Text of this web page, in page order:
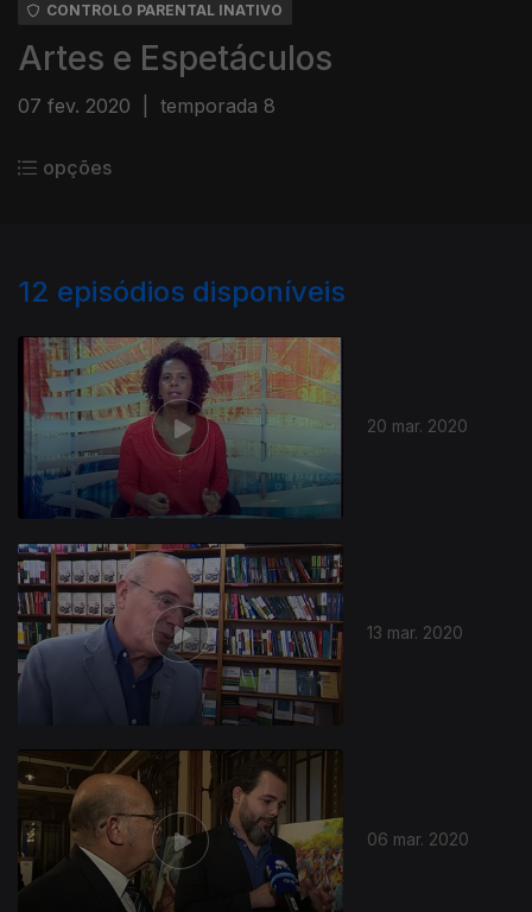
CONTROLO PARENTAL INATIVO
Artes e Espetáculos
07 fev. 2020 temporada 8
opções
12 episódios disponíveis
20 mar. 2020
13 mar. 2020
06 mar. 2020